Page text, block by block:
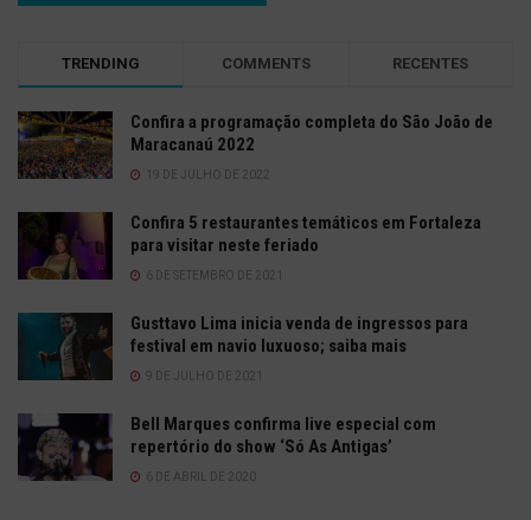
TRENDING COMMENTS RECENTES
Confira a programação completa do São João de
Maracanaú 2022
19 DE JULHO DE 2022
Confira 5 restaurantes temáticos em Fortaleza
para visitar neste feriado
6 DE SETEMBRO DE 2021
Gusttavo Lima inicia venda de ingressos para
festival em navio luxuoso; saiba mais
9 DE JULHO DE 2021
Bell Marques confirma live especial com
repertório do show ‘Só As Antigas’
6 DE ABRIL DE 2020